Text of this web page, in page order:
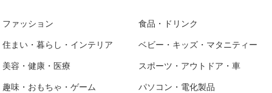
ファッション 食品・ドリンク
住まい・暮らし・インテリア ベビー・キッズ・マタニティー
美容・健康・医療 スポーツ・アウトドア・車
趣味・おもちゃ・ゲーム パソコン・電化製品